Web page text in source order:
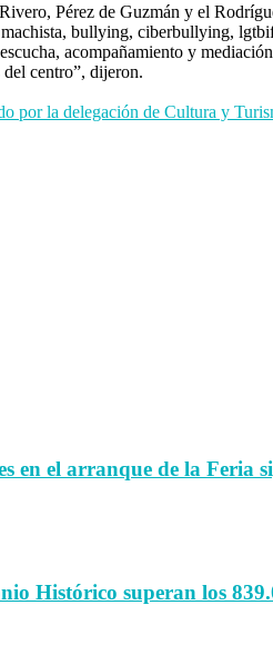
Pérez de Guzmán y el
bullying, ciberbullying,
acompañamiento y
del centro”, dijeron.
por la delegación de Cultura y
el arranque de la Feria
Histórico superan los